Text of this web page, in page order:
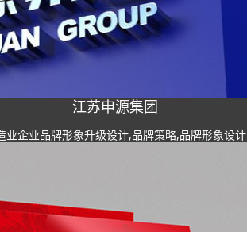
江苏申源集团
业企业品牌形象升级设计,品牌策略,品牌形象设计